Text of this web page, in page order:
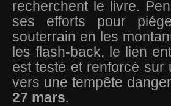
recherchent le livre.
ses efforts pour
souterrain en les
les flash-back, le lien
est testé et renforcé sur
vers une tempête
27 mars.